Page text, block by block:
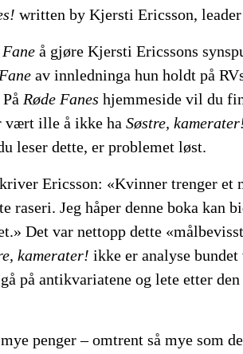
written by Kjersti Ericsson,
å gjøre Kjersti Ericssons
av innledninga hun holdt på
På Røde Fanes hjemmeside vil du
vært ille å ikke ha Søstre,
leser dette, er problemet løst.
Ericsson: «Kvinner trenger et
raseri. Jeg håper denne boka kan
Det var nettopp dette
kamerater! ikke er analyse
på antikvariatene og lete etter den
penger–omtrent så mye som